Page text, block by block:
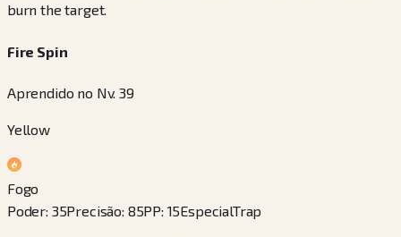
burn the target.
Fire Spin
Aprendido no Nv. 39
Yellow
Fogo
Poder: 35Precisão: 85PP: 15EspecialTrap